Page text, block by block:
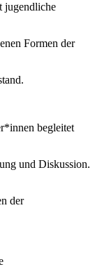
jugendliche
Formen der
begleitet
und Diskussion.
der